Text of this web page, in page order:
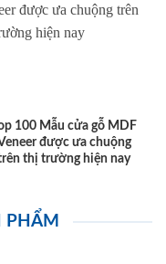
100 Mẫu cửa gỗ MDF
được ưa chuộng
thị trường hiện nay
PHẨM